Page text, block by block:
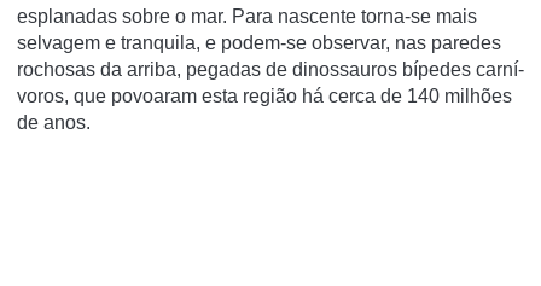
esplanadas sobre o mar. Para nascente torna-se mais
selvagem e tranquila, e podem-se observar, nas paredes
rochosas da arriba, pegadas de dinossauros bí­pedes carní­
voros, que povoaram esta região há cerca de 140 milhões
de anos.